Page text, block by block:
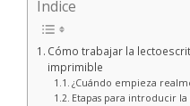
Índice
Cómo trabajar la
imprimible
¿Cuándo empieza
Etapas para introducir